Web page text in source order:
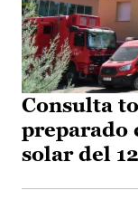
Consulta
preparado
solar del